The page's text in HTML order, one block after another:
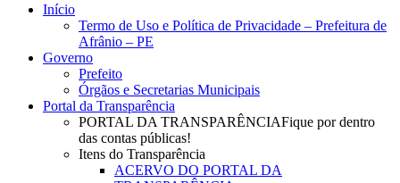
search
Menu
Início
Termo de Uso e Política de Privacidade – Prefeitura de
Afrânio – PE
Governo
Prefeito
Órgãos e Secretarias Municipais
Portal da Transparência
PORTAL DA TRANSPARÊNCIAFique por dentro
das contas públicas!
Itens do Transparência
ACERVO DO PORTAL DA